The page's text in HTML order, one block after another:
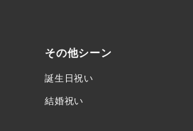
その他シーン
誕生日祝い
結婚祝い